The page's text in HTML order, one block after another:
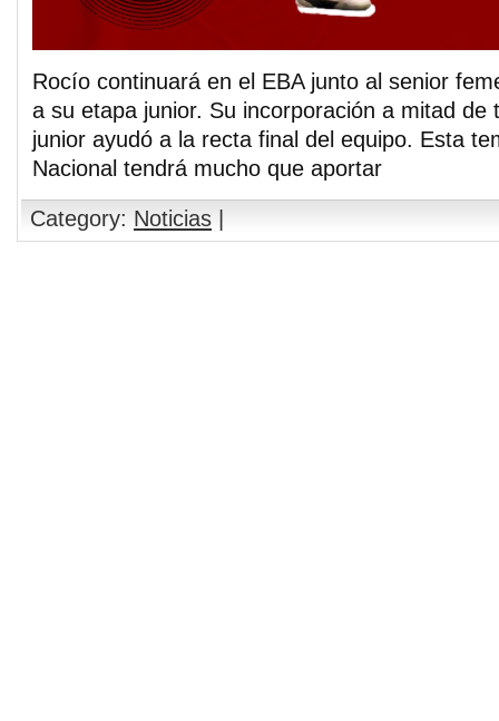
Rocío continuará en el EBA junto al senior
a su etapa junior. Su incorporación a mitad de
junior ayudó a la recta final del equipo. Esta
Nacional tendrá mucho que aportar
Category: Noticias